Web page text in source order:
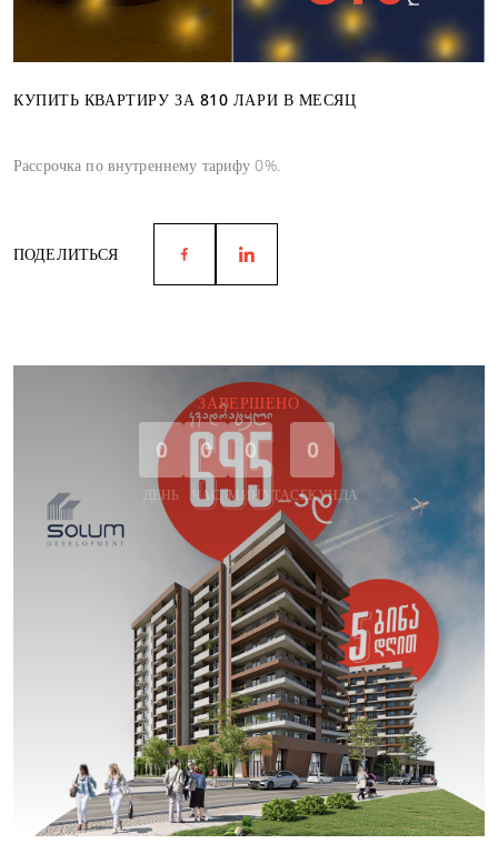
КУПИТЬ КВАРТИРУ ЗА 810 ЛАРИ В МЕСЯЦ
Рассрочка по внутреннему тарифу 0%.
ПОДЕЛИТЬСЯ
ЗАВЕРШЕНО
0
ДЕНЬ
0
ЧАС
0
МИНУТА
0
СЕКУНДА